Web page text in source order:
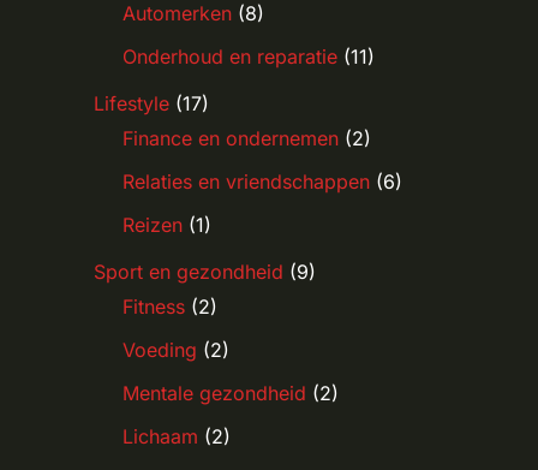
Automerken (8)
Onderhoud en reparatie (11)
Lifestyle (17)
Finance en ondernemen (2)
Relaties en vriendschappen (6)
Reizen (1)
Sport en gezondheid (9)
Fitness (2)
Voeding (2)
Mentale gezondheid (2)
Lichaam (2)